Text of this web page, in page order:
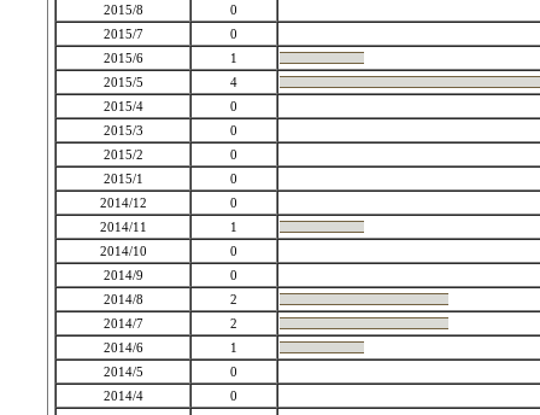
2015/8
0
2015/7
0
2015/6
1
2015/5
4
2015/4
0
2015/3
0
2015/2
0
2015/1
0
2014/12
0
2014/11
1
2014/10
0
2014/9
0
2014/8
2
2014/7
2
2014/6
1
2014/5
0
2014/4
0